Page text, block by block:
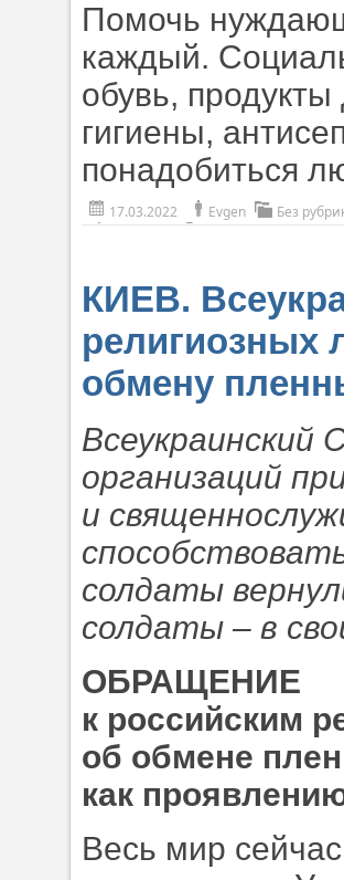
Помочь
каждый.
обувь,
гигиены,
понадобиться
17.03.2022 Evgen Без
КИЕВ.
религиозных
обмену
Всеукраинский
организаций
и
солдаты
солдаты – в
ОБРАЩЕНИЕ
к российским
об обмене
как
Весь мир